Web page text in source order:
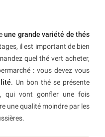
une grande variété de thés
il est important de bien
quel thé vert acheter,
: vous devez vous
. Un bon thé se présente
qui vont gonfler une fois
une qualité moindre par les